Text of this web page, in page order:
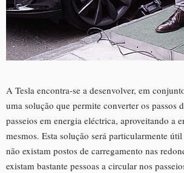
A Tesla encontra-se a desenvolver, em
uma solução que permite converter os passos
passeios em energia eléctrica, aproveitando a
mesmos. Esta solução será particularmente
não existam postos de carregamento nas
existam bastante pessoas a circular nos